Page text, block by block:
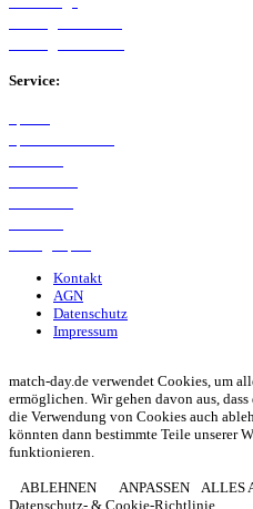
Service:
Kontakt
AGN
Datenschutz
Impressum
match-day.de verwendet Cookies, um
ermöglichen. Wir gehen davon aus,
die Verwendung von Cookies auch
könnten dann bestimmte Teile unserer
funktionieren.
ABLEHNEN ANPASSEN
ALLES
Datenschutz- & Cookie-Richtlinie